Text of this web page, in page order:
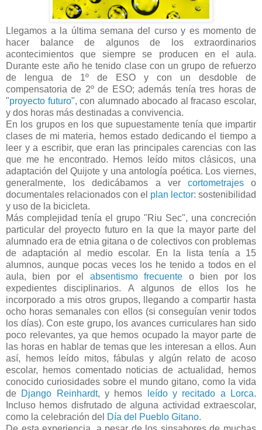
Llegamos a la última semana del curso y es momento de
hacer balance de algunos de los extraordinarios
acontecimientos que siempre se producen en el aula.
Durante este año he tenido clase con un grupo de refuerzo
de lengua de 1º de ESO y con un desdoble de
compensatoria de 2º de ESO; además tenía tres horas de
"proyecto futuro", con alumnado abocado al fracaso escolar,
y dos horas más destinadas a convivencia.
En los grupos en los que supuestamente tenía que impartir
clases de mi materia, hemos estado dedicando el tiempo a
leer y a escribir, que eran las principales carencias con las
que me he encontrado. Hemos leído mitos clásicos, una
adaptación del Quijote y una antología poética. Los viernes,
generalmente, los dedicábamos a ver cortometrajeso
documentales relacionados con el plan lector: sostenibilidad
y uso de la bicicleta.
Más complejidad tenía el grupo "Riu Sec", una concreción
particular del proyecto futuro en la que la mayor parte del
alumnado era de etnia gitana o de colectivos con problemas
de adaptación al medio escolar. En la lista tenía a 15
alumnos, aunque pocas veces los he tenido a todos en el
aula, bien por el absentismo frecuente o bien por los
expedientes disciplinarios. A algunos de ellos los he
incorporado a mis otros grupos, llegando a compartir hasta
ocho horas semanales con ellos (si conseguían venir todos
los días). Con este grupo, los avances curriculares han sido
poco relevantes, ya que hemos ocupado la mayor parte de
las horas en hablar de temas que les interesan a ellos. Aun
así, hemos leído mitos, fábulas y algún relato de acoso
escolar, hemos comentado noticias de actualidad, hemos
conocido curiosidades sobre el mundo gitano, como la vida
de Django Reinhardt, y hemos leído y recitado a Lorca.
Incluso hemos disfrutado de alguna actividad extraescolar,
como la celebración del Día del Pueblo Gitano.